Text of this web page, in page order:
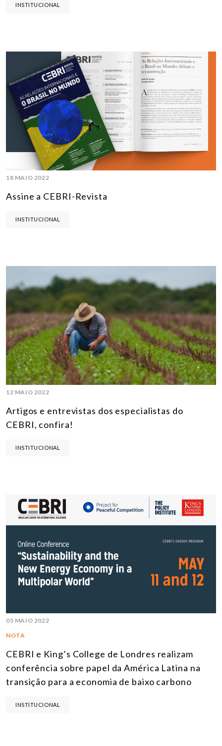
INSTITUCIONAL
18 MAIO 2022
Assine a CEBRI-Revista
INSTITUCIONAL
12 MAIO 2022
Artigos e entrevistas dos especialistas do
CEBRI, confira!
INSTITUCIONAL
05 MAIO 2022
NOTA
CEBRI e King’s College de Londres realizam
conferência sobre papel da América Latina na
transição para a economia de baixo carbono
INSTITUCIONAL